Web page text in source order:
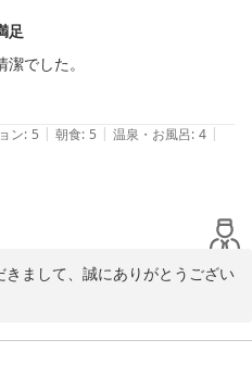
足
でした。
ン: 5 | 朝食: 5 | 温泉・お風呂: 4 |
まして、誠にありがとうござい
をいただき、重ねてお礼申し上
けた様子が伺え、大変嬉しく思